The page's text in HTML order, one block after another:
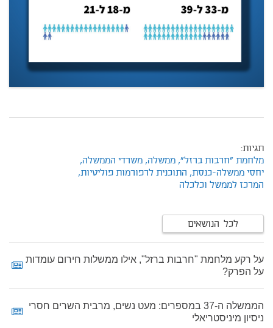
תגיות:
מלחמת "חרבות ברזל", ממשלה, משרדי הממשלה,
יחסי ממשלה-כנסת, התוכנית לרפורמות פוליטיות,
המרכז לממשל וכלכלה
לכל הנושאים
על רקע מלחמת "חרבות ברזל", אילו ממשלות חירום עומדות
על הפרק?
הממשלה ה-37 במספרים: מעט נשים, מרבית השרים חסרי
ניסיון מיניסטריאלי